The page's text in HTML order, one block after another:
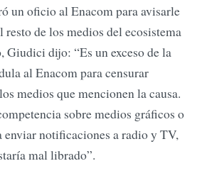
un oficio al Enacom para avisarle
resto de los medios del ecosistema
Giudici dijo: “Es un exceso de la
al Enacom para censurar
medios que mencionen la causa.
sobre medios gráficos o
notificaciones a radio y TV,
mal librado”.